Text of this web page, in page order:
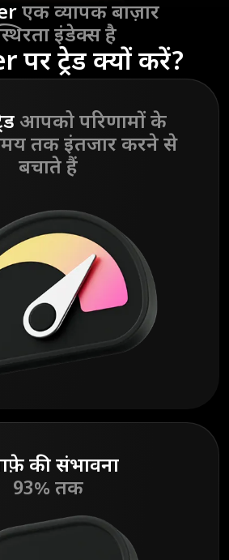
एक व्यापक बाज़ार
इंडेक्स है
पर ट्रेड क्यों करें?
आपको परिणामों के
तक इंतजार करने से
बचाते हैं
की संभावना
93% तक